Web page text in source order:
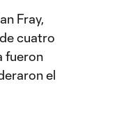
Fray,
cuatro
fueron
el